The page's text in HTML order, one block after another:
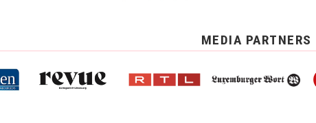
MEDIA PARTNERS